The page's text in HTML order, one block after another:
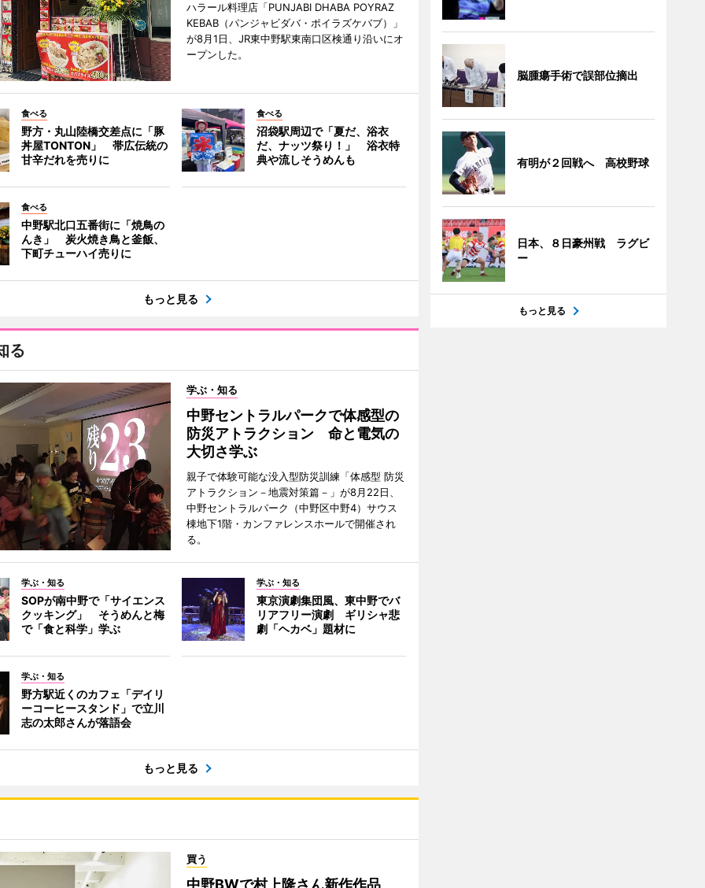
ハラール料理店「PUNJABI DHABA POYRAZ
KEBAB（パンジャビダバ・ポイラズケバブ）」
が8月1日、JR東中野駅東南口区検通り沿いにオ
ープンした。
食べる
野方・丸山陸橋交差点に「豚
丼屋TONTON」 帯広伝統の
甘辛だれを売りに
食べる
沼袋駅周辺で「夏だ、浴衣
だ、ナッツ祭り！」 浴衣特
典や流しそうめんも
食べる
中野駅北口五番街に「焼鳥の
んき」 炭火焼き鳥と釜飯、
下町チューハイ売りに
もっと見る
る
学ぶ・知る
中野セントラルパークで体感型の
防災アトラクション 命と電気の
大切さ学ぶ
親子で体験可能な没入型防災訓練「体感型 防災
アトラクション－地震対策篇－」が8月22日、
中野セントラルパーク（中野区中野4）サウス
棟地下1階・カンファレンスホールで開催され
る。
学ぶ・知る
SOPが南中野で「サイエンス
クッキング」 そうめんと梅
で「食と科学」学ぶ
学ぶ・知る
東京演劇集団風、東中野でバ
リアフリー演劇 ギリシャ悲
劇「ヘカベ」題材に
学ぶ・知る
野方駅近くのカフェ「デイリ
ーコーヒースタンド」で立川
志の太郎さんが落語会
もっと見る
買う
中野BWで村上隆さん新作作品
脳腫瘍手術で誤部位摘出
有明が２回戦へ 高校野球
日本、８日豪州戦 ラグビ
ー
もっと見る